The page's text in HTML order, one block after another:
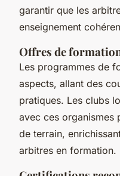
garantir que les
enseignement
Offres de
Les programmes de
aspects, allant des
pratiques. Les clubs
avec ces
de terrain,
arbitres en formation.